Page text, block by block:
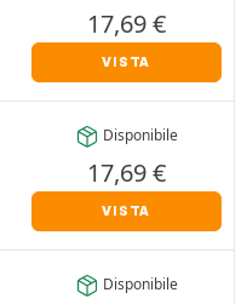
17,69€
VISTA
Disponibile
17,69€
VISTA
Disponibile